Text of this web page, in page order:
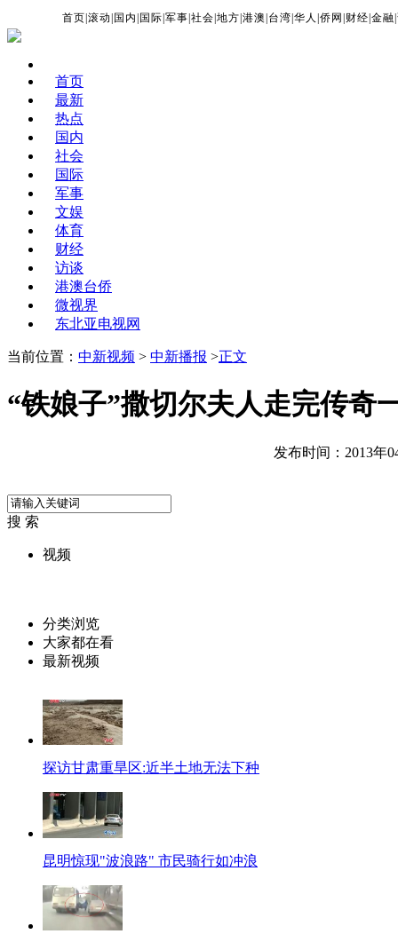
首页 |滚动 国内 国际 |军事 |社会 |地方 |港澳 台湾 |华人 |侨网 财经 |金融 |
首页
最新
热点
国内
社会
国际
军事
文娱
体育
财经
访谈
港澳台侨
微视界
东北亚电视网
当前位置： 中新视频 > 中新播报 >正文
“铁娘子”撒切尔夫人走完传奇
发布时间：2013年
搜 索
视频
分类浏览
大家都在看
最新视频
探访甘肃重旱区:近半土地无法下种
昆明惊现"波浪路" 市民骑行如冲浪